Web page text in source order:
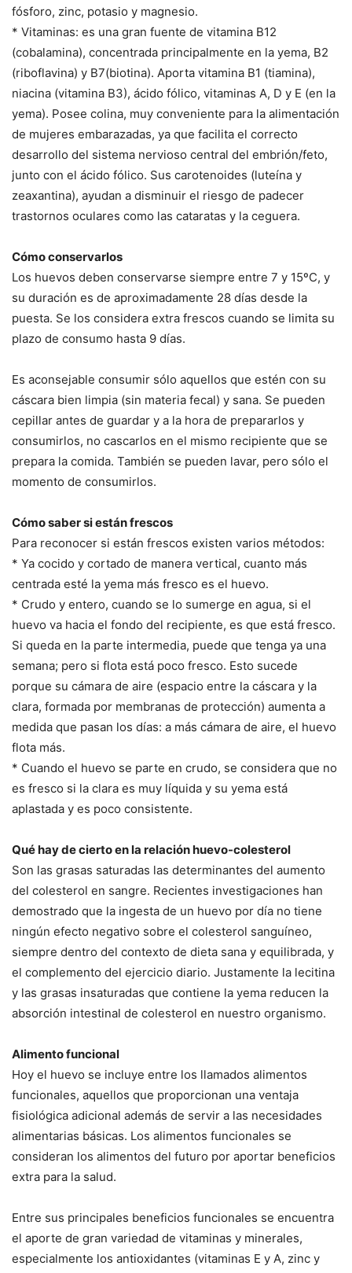
fósforo, zinc, potasio y magnesio.
* Vitaminas: es una gran fuente de vitamina B12
(cobalamina), concentrada principalmente en la yema, B2
(riboflavina) y B7(biotina). Aporta vitamina B1 (tiamina),
niacina (vitamina B3), ácido fólico, vitaminas A, D y E (en la
yema). Posee colina, muy conveniente para la alimentación
de mujeres embarazadas, ya que facilita el correcto
desarrollo del sistema nervioso central del embrión/feto,
junto con el ácido fólico. Sus carotenoides (luteína y
zeaxantina), ayudan a disminuir el riesgo de padecer
trastornos oculares como las cataratas y la ceguera.
Cómo conservarlos
Los huevos deben conservarse siempre entre 7 y 15ºC, y
su duración es de aproximadamente 28 días desde la
puesta. Se los considera extra frescos cuando se limita su
plazo de consumo hasta 9 días.
Es aconsejable consumir sólo aquellos que estén con su
cáscara bien limpia (sin materia fecal) y sana. Se pueden
cepillar antes de guardar y a la hora de prepararlos y
consumirlos, no cascarlos en el mismo recipiente que se
prepara la comida. También se pueden lavar, pero sólo el
momento de consumirlos.
Cómo saber si están frescos
Para reconocer si están frescos existen varios métodos:
* Ya cocido y cortado de manera vertical, cuanto más
centrada esté la yema más fresco es el huevo.
* Crudo y entero, cuando se lo sumerge en agua, si el
huevo va hacia el fondo del recipiente, es que está fresco.
Si queda en la parte intermedia, puede que tenga ya una
semana; pero si flota está poco fresco. Esto sucede
porque su cámara de aire (espacio entre la cáscara y la
clara, formada por membranas de protección) aumenta a
medida que pasan los días: a más cámara de aire, el huevo
flota más.
* Cuando el huevo se parte en crudo, se considera que no
es fresco si la clara es muy líquida y su yema está
aplastada y es poco consistente.
Qué hay de cierto en la relación huevo-colesterol
Son las grasas saturadas las determinantes del aumento
del colesterol en sangre. Recientes investigaciones han
demostrado que la ingesta de un huevo por día no tiene
ningún efecto negativo sobre el colesterol sanguíneo,
siempre dentro del contexto de dieta sana y equilibrada, y
el complemento del ejercicio diario. Justamente la lecitina
y las grasas insaturadas que contiene la yema reducen la
absorción intestinal de colesterol en nuestro organismo.
Alimento funcional
Hoy el huevo se incluye entre los llamados alimentos
funcionales, aquellos que proporcionan una ventaja
fisiológica adicional además de servir a las necesidades
alimentarias básicas. Los alimentos funcionales se
consideran los alimentos del futuro por aportar beneficios
extra para la salud.
Entre sus principales beneficios funcionales se encuentra
el aporte de gran variedad de vitaminas y minerales,
especialmente los antioxidantes (vitaminas E y A, zinc y